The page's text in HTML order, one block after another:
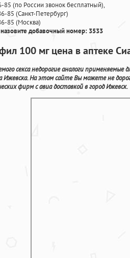
85 (по России звонок бесплатный),
85 (Санкт-Петербург)
85 (Москва)
добавочный номер: 3533
100 мг цена в аптеке
секса недорогие аналоги
Ижевска. На этом сайте Вы можете не
фирм с авиа доставкой в город Ижевск.